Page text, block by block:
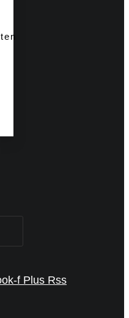
f Plus Rss